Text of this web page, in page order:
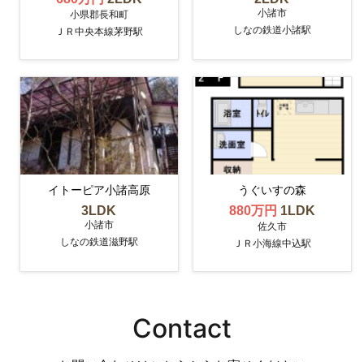
小県郡長和町
ＪＲ中央本線茅野駅
小諸市
しなの鉄道小諸駅
イトーピア小諸高原
3LDK
小諸市
しなの鉄道滋野駅
うぐいすの森
880万円 1LDK
佐久市
ＪＲ小海線中込駅
Contact